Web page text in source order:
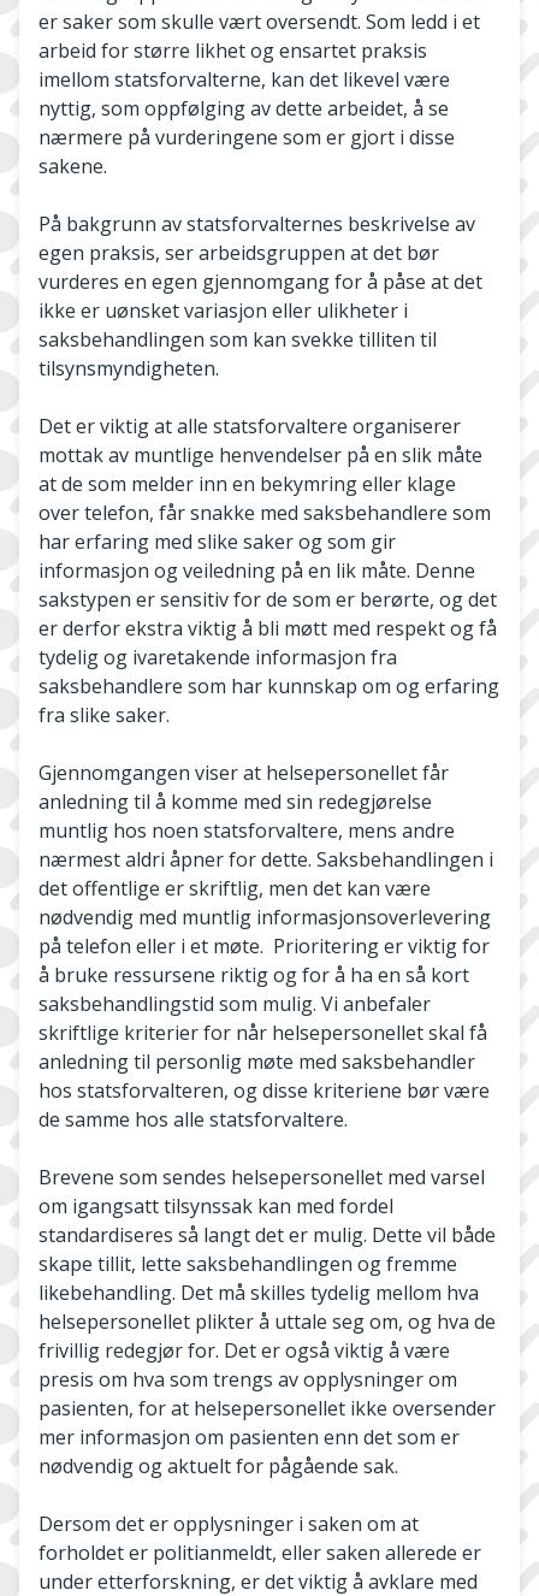
er saker som skulle vært oversendt. Som ledd i et
arbeid for større likhet og ensartet praksis
imellom statsforvalterne, kan det likevel være
nyttig, som oppfølging av dette arbeidet, å se
nærmere på vurderingene som er gjort i disse
sakene.
På bakgrunn av statsforvalternes beskrivelse av
egen praksis, ser arbeidsgruppen at det bør
vurderes en egen gjennomgang for å påse at det
ikke er uønsket variasjon eller ulikheter i
saksbehandlingen som kan svekke tilliten til
tilsynsmyndigheten.
Det er viktig at alle statsforvaltere organiserer
mottak av muntlige henvendelser på en slik måte
at de som melder inn en bekymring eller klage
over telefon, får snakke med saksbehandlere som
har erfaring med slike saker og som gir
informasjon og veiledning på en lik måte. Denne
sakstypen er sensitiv for de som er berørte, og det
er derfor ekstra viktig å bli møtt med respekt og få
tydelig og ivaretakende informasjon fra
saksbehandlere som har kunnskap om og erfaring
fra slike saker.
Gjennomgangen viser at helsepersonellet får
anledning til å komme med sin redegjørelse
muntlig hos noen statsforvaltere, mens andre
nærmest aldri åpner for dette. Saksbehandlingen i
det offentlige er skriftlig, men det kan være
nødvendig med muntlig informasjonsoverlevering
på telefon eller i et møte. Prioritering er viktig for
å bruke ressursene riktig og for å ha en så kort
saksbehandlingstid som mulig. Vi anbefaler
skriftlige kriterier for når helsepersonellet skal få
anledning til personlig møte med saksbehandler
hos statsforvalteren, og disse kriteriene bør være
de samme hos alle statsforvaltere.
Brevene som sendes helsepersonellet med varsel
om igangsatt tilsynssak kan med fordel
standardiseres så langt det er mulig. Dette vil både
skape tillit, lette saksbehandlingen og fremme
likebehandling. Det må skilles tydelig mellom hva
helsepersonellet plikter å uttale seg om, og hva de
frivillig redegjør for. Det er også viktig å være
presis om hva som trengs av opplysninger om
pasienten, for at helsepersonellet ikke oversender
mer informasjon om pasienten enn det som er
nødvendig og aktuelt for pågående sak.
Dersom det er opplysninger i saken om at
forholdet er politianmeldt, eller saken allerede er
under etterforskning, er det viktig å avklare med